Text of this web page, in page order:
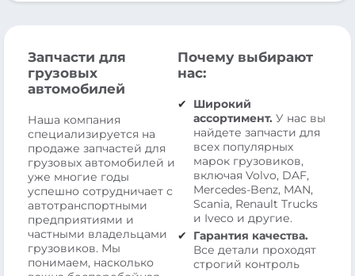
Запчасти для
грузовых
автомобилей
Наша компания
специализируется на
продаже запчастей для
грузовых автомобилей и
уже многие годы
успешно сотрудничает с
автотранспортными
предприятиями и
частными владельцами
грузовиков. Мы
понимаем, насколько
Почему выбирают
нас:
Широкий
ассортимент. У нас вы
найдете запчасти для
всех популярных
марок грузовиков,
включая Volvo, DAF,
Mercedes-Benz, MAN,
Scania, Renault Trucks
и Iveco и другие.
Гарантия качества.
Все детали проходят
строгий контроль